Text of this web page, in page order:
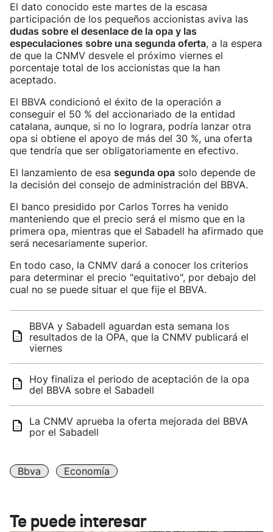
El dato conocido este martes de la escasa
participación de los pequeños accionistas aviva las
dudas sobre el desenlace de la opa y las
especulaciones sobre una segunda oferta, a la espera
de que la CNMV desvele el próximo viernes el
porcentaje total de los accionistas que la han
aceptado.
El BBVA condicionó el éxito de la operación a
conseguir el 50 % del accionariado de la entidad
catalana, aunque, si no lo lograra, podría lanzar otra
opa si obtiene el apoyo de más del 30 %, una oferta
que tendría que ser obligatoriamente en efectivo.
El lanzamiento de esa segunda opa solo depende de
la decisión del consejo de administración del BBVA.
El banco presidido por Carlos Torres ha venido
manteniendo que el precio será el mismo que en la
primera opa, mientras que el Sabadell ha afirmado que
será necesariamente superior.
En todo caso, la CNMV dará a conocer los criterios
para determinar el precio "equitativo", por debajo del
cual no se puede situar el que fije el BBVA.
BBVA y Sabadell aguardan esta semana los
resultados de la OPA, que la CNMV publicará el
viernes
Hoy finaliza el periodo de aceptación de la opa
del BBVA sobre el Sabadell
La CNMV aprueba la oferta mejorada del BBVA
por el Sabadell
Bbva Economía
Te puede interesar